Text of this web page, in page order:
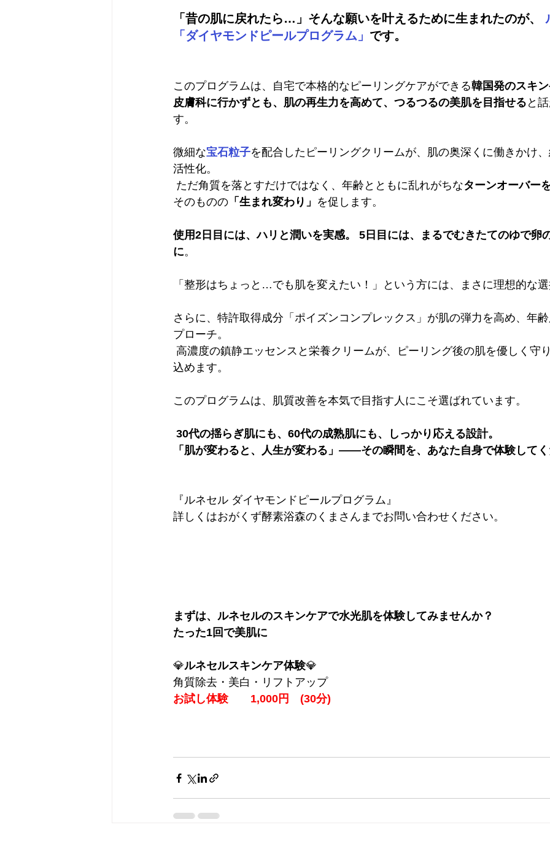
「昔の肌に戻れたら…」そんな願いを叶えるために生まれたのが、
「ダイヤモンドピールプログラム」 です。
このプログラムは、自宅で本格的なピーリングケアができる韓国発のスキ
皮膚科に行かずとも、肌の再生力を高めて、つるつるの美肌を目指せる と
す。
微細な宝石粒子を配合したピーリングクリームが、肌の奥深くに働きかけ
活性化。
ただ角質を落とすだけではなく、年齢とともに乱れがちなターンオーバー
そのものの 「生まれ変わり」 を促します。
使用2日目には、ハリと潤いを実感。 5日目には、まるでむきたてのゆで卵
に。
「整形はちょっと…でも肌を変えたい！」という方には、まさに理想的な
さらに、特許取得成分「ポイズンコンプレックス」が肌の弾力を高め、年
プローチ。
込めます。
このプログラムは、肌質改善を本気で目指す人にこそ選ばれています。
30代の揺らぎ肌にも、60代の成熟肌にも、しっかり応える設計。
「肌が変わると、人生が変わる」――その瞬間を、あなた自身で体験して
『ルネセル ダイヤモンドピールプログラム』
詳しくはおがくず酵素浴森のくまさんまでお問い合わせください。
まずは、ルネセルのスキンケアで水光肌を体験してみませんか？
たった1回で美肌に
💎ルネセルスキンケア体験💎
角質除去・美白・リフトアップ
お試し体験　　1,000円　(30分)